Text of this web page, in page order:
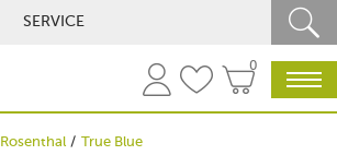
SERVICE
0
Rosenthal True Blue